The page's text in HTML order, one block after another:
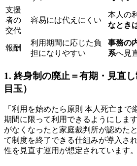
支援
者の
交代
容易には代えにくい
本人の
なとき
報酬
利用期間に応じた負
担になりやすい
事務の
系へ見
1. 終身制の廃止＝有期・見直
目玉）
「利用を始めたら原則 本人死亡まで
期間に限って利用できるようにしま
がなくなったと家庭裁判所が認めた
て制度を終了できる仕組みが導入さ
性を見直す運用が想定されています。